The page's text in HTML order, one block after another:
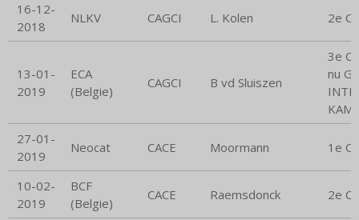
16-12-
2018
NLKV CAGCI L. Kolen 2e
13-01-
2019
ECA
(Belgie)
CAGCI B vd Sluiszen
3e
nu
27-01-
2019
Neocat CACE Moormann 1e
10-02-
2019
BCF
(Belgie)
CACE Raemsdonck 2e